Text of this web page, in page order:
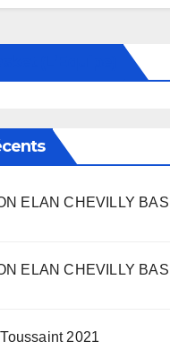
ELAN CHEVILLY
ELAN CHEVILLY
2021